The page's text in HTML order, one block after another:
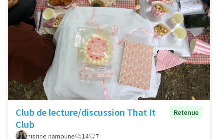
Club de lecture/discussion That It
Club
Retenue
nisrine namoune 14 7